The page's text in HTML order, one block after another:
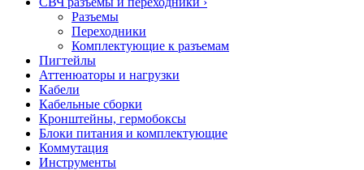
Разъемы
Переходники
Комплектующие к разъемам
Пигтейлы
Аттенюаторы и нагрузки
Кабели
Кабельные сборки
Кронштейны, гермобоксы
Блоки питания и комплектующие
Коммутация
Инструменты